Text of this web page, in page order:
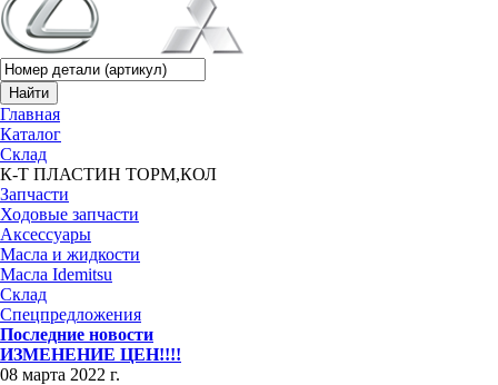
Главная
Каталог
Склад
К-Т ПЛАСТИН ТОРМ,КОЛ
Запчасти
Ходовые запчасти
Аксессуары
Масла и жидкости
Масла Idemitsu
Склад
Спецпредложения
Последние новости
ИЗМЕНЕНИЕ ЦЕН!!!!
08 марта 2022 г.